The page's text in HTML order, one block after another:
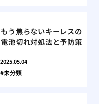
もう焦らないキーレスの
電池切れ対処法と予防策
2025.05.04
未分類